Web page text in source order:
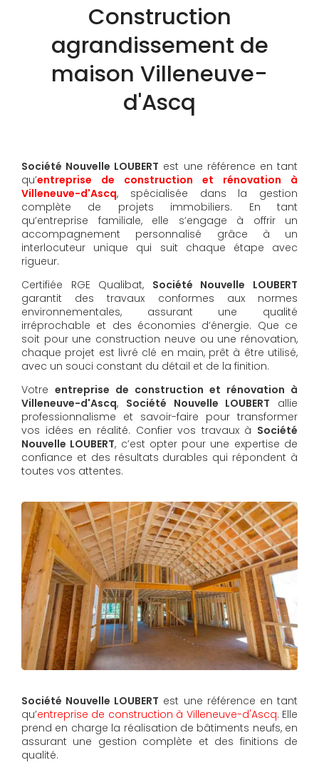
Construction
agrandissement de
maison Villeneuve-
d'Ascq
Société Nouvelle LOUBERT est une référence en tant
qu’entreprise de construction et rénovation à
Villeneuve-d'Ascq, spécialisée dans la gestion
complète de projets immobiliers. En tant
qu’entreprise familiale, elle s’engage à offrir un
accompagnement personnalisé grâce à un
interlocuteur unique qui suit chaque étape avec
rigueur.
Certifiée RGE Qualibat, Société Nouvelle LOUBERT
garantit des travaux conformes aux normes
environnementales, assurant une qualité
irréprochable et des économies d’énergie. Que ce
soit pour une construction neuve ou une rénovation,
chaque projet est livré clé en main, prêt à être utilisé,
avec un souci constant du détail et de la finition.
Votre entreprise de construction et rénovation à
Villeneuve-d'Ascq, Société Nouvelle LOUBERT allie
professionnalisme et savoir-faire pour transformer
vos idées en réalité. Confier vos travaux à Société
Nouvelle LOUBERT, c’est opter pour une expertise de
confiance et des résultats durables qui répondent à
toutes vos attentes.
Société Nouvelle LOUBERT est une référence en tant
qu’entreprise de construction à Villeneuve-d'Ascq. Elle
prend en charge la réalisation de bâtiments neufs, en
assurant une gestion complète et des finitions de
qualité.